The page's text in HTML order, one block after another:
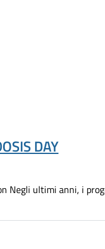
DAY
Negli ultimi anni, i